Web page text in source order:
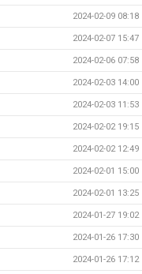
2024-02-09 08:18
2024-02-07 15:47
2024-02-06 07:58
2024-02-03 14:00
2024-02-03 11:53
2024-02-02 19:15
2024-02-02 12:49
2024-02-01 15:00
2024-02-01 13:25
2024-01-27 19:02
2024-01-26 17:30
2024-01-26 17:12